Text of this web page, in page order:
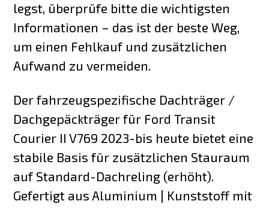
legst, überprüfe bitte die wichtigsten
Informationen – das ist der beste Weg,
um einen Fehlkauf und zusätzlichen
Aufwand zu vermeiden.
Der fahrzeugspezifische Dachträger /
Dachgepäckträger für Ford Transit
Courier II V769 2023-bis heute bietet eine
stabile Basis für zusätzlichen Stauraum
auf Standard-Dachreling (erhöht).
Gefertigt aus Aluminium | Kunststoff mit